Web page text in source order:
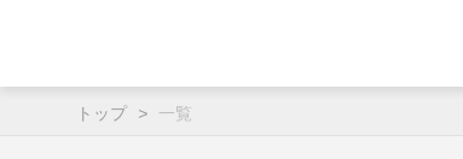
トップ > 一覧